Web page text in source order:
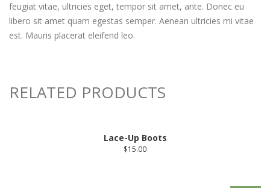
feugiat vitae, ultricies eget, tempor sit amet, ante. Donec eu
libero sit amet quam egestas semper. Aenean ultricies mi vitae
est. Mauris placerat eleifend leo.
RELATED PRODUCTS
Lace-Up Boots
$15.00